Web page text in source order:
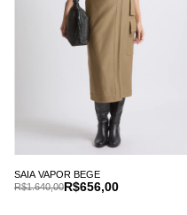
SAIA VAPOR BEGE
R$656,00
R$1.640,00